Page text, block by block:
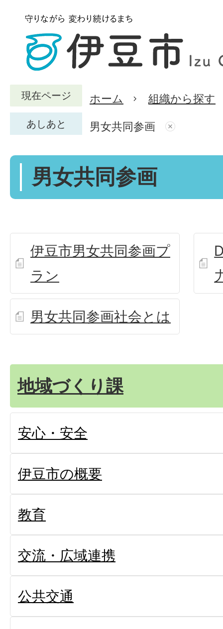
現在ページ ホーム 組織から探す
あしあと 男女共同参画
男女共同参画
伊豆市男女共同参画プ
ラン
男女共同参画社会とは
地域づくり課
安心・安全
伊豆市の概要
教育
交流・広域連携
公共交通